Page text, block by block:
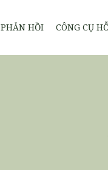
PHẢN HỒI CÔNG CỤ